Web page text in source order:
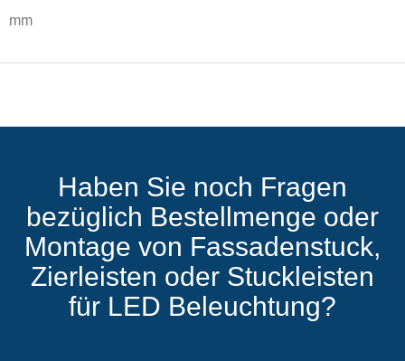
mm
Haben Sie noch Fragen
bezüglich Bestellmenge oder
Montage von Fassadenstuck,
Zierleisten oder Stuckleisten
für LED Beleuchtung?